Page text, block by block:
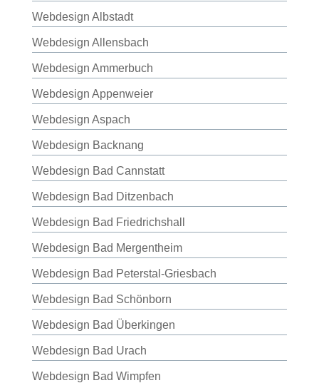
Webdesign Albstadt
Webdesign Allensbach
Webdesign Ammerbuch
Webdesign Appenweier
Webdesign Aspach
Webdesign Backnang
Webdesign Bad Cannstatt
Webdesign Bad Ditzenbach
Webdesign Bad Friedrichshall
Webdesign Bad Mergentheim
Webdesign Bad Peterstal-Griesbach
Webdesign Bad Schönborn
Webdesign Bad Überkingen
Webdesign Bad Urach
Webdesign Bad Wimpfen